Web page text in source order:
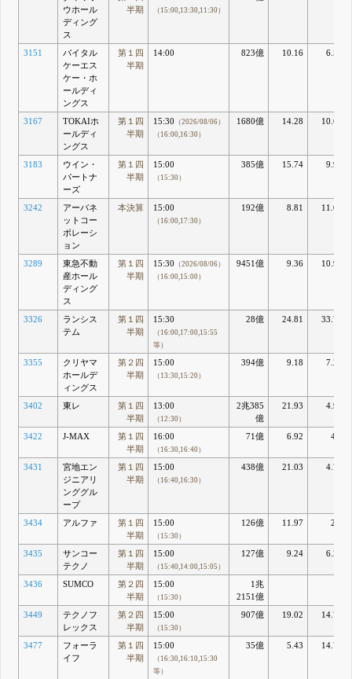
ウホール
ディング
ス
半期
（15:00,13:30,11:30）
3151
バイタル
ケーエス
ケー・ホ
ールディ
ングス
第１四
半期
14:00 823億 10.16 6.56
3167
TOKAIホ
ールディ
ングス
第１四
半期
15:30 （2026/08/06）
（16:00,16:30）
1680億 14.28 10.65
3183
ウイン・
パートナ
ーズ
第１四
半期
15:00
（15:30）
385億 15.74 9.95
3242
アーバネ
ットコー
ポレーシ
ョン
本決算 15:00
（16:00,17:30）
192億 8.81 11.03
3289
東急不動
産ホール
ディング
ス
第１四
半期
15:30 （2026/08/06）
（16:00,15:00）
9451億 9.36 10.98
3326
ランシス
テム
第１四
半期
15:30
（16:00,17:00,15:55
等）
28億 24.81 33.73
3355
クリヤマ
ホールデ
ィングス
第２四
半期
15:00
（13:30,15:20）
394億 9.18 7.23
3402 東レ
第１四
半期
13:00
（12:30）
2兆385
億
21.93 4.95
3422 J-MAX
第１四
半期
16:00
（16:30,16:40）
71億 6.92 4.9
3431
宮地エン
ジニアリ
ンググル
ープ
第１四
半期
15:00
（16:40,16:30）
438億 21.03 4.79
3434 アルファ
第１四
半期
15:00
（15:30）
126億 11.97 2.6
3435
サンコー
テクノ
第１四
半期
15:00
（15:40,14:00,15:05）
127億 9.24 6.24
3436 SUMCO
第２四
半期
15:00
（15:30）
1兆
2151億
3449
テクノフ
レックス
第２四
半期
15:00
（15:30）
907億 19.02 14.74
3477
フォーラ
イフ
第１四
半期
15:00
（16:30,16:10,15:30
等）
35億 5.43 14.77